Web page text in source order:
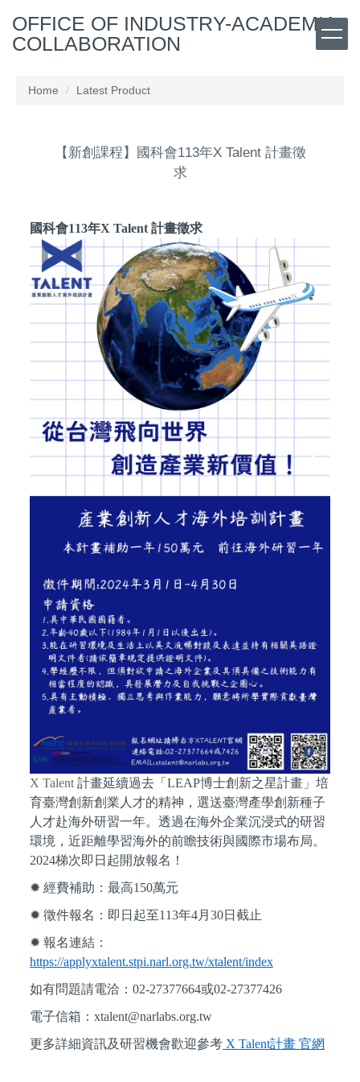
to
the
block
OFFICE OF INDUSTRY-ACADEMIA
COLLABORATION
Home Latest Product
【新創課程】國科會113年X Talent 計畫徵
求
國科會113年X Talent 計畫徵求
X Talent 計畫延續過去「LEAP博士創新之星計畫」培
育臺灣創新創業人才的精神，選送臺灣產學創新種子
人才赴海外研習一年。透過在海外企業沉浸式的研習
環境，近距離學習海外的前瞻技術與國際市場布局。
2024梯次即日起開放報名！
✹ 經費補助：最高150萬元
✹ 徵件報名：即日起至113年4月30日截止
✹ 報名連結：
https://applyxtalent.stpi.narl.org.tw/xtalent/index
如有問題請電洽：02-27377664或02-27377426
電子信箱：xtalent@narlabs.org.tw
更多詳細資訊及研習機會歡迎參考 X Talent計畫 官網